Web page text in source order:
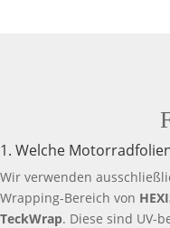
1. Welche
Wir verwenden
Wrapping-Bereich von
TeckWrap. Diese sind UV-